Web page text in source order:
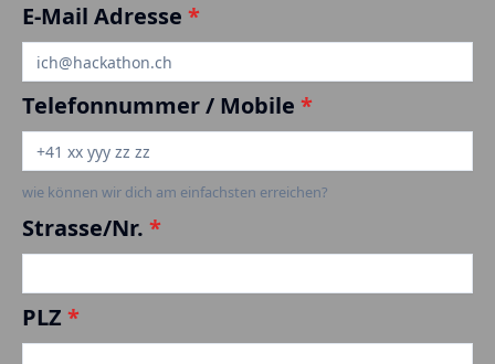
E-Mail Adresse *
Telefonnummer / Mobile *
wie können wir dich am einfachsten erreichen?
Strasse/Nr. *
PLZ *